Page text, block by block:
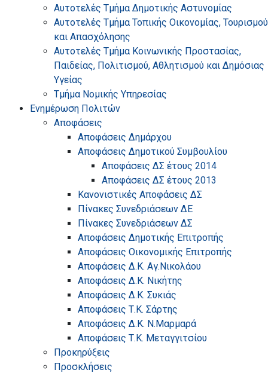
Αυτοτελές Τμήμα Δημοτικής Αστυνομίας
Αυτοτελές Τμήμα Τοπικής Οικονομίας, Τουρισμού
και Απασχόλησης
Αυτοτελές Τμήμα Κοινωνικής Προστασίας,
Παιδείας, Πολιτισμού, Αθλητισμού και Δημόσιας
Υγείας
Τμήμα Νομικής Υπηρεσίας
Ενημέρωση Πολιτών
Αποφάσεις
Αποφάσεις Δημάρχου
Αποφάσεις Δημοτικού Συμβουλίου
Αποφάσεις ΔΣ έτους 2014
Αποφάσεις ΔΣ έτους 2013
Κανονιστικές Αποφάσεις ΔΣ
Πίνακες Συνεδριάσεων ΔΕ
Πίνακες Συνεδριάσεων ΔΣ
Αποφάσεις Δημοτικής Επιτροπής
Αποφάσεις Οικονομικής Επιτροπής
Αποφάσεις Δ.Κ. Αγ.Νικολάου
Αποφάσεις Δ.Κ. Νικήτης
Αποφάσεις Δ.Κ. Συκιάς
Αποφάσεις Τ.Κ. Σάρτης
Αποφάσεις Δ.Κ. Ν.Μαρμαρά
Αποφάσεις Τ.Κ. Μεταγγιτσίου
Προκηρύξεις
Προσκλήσεις